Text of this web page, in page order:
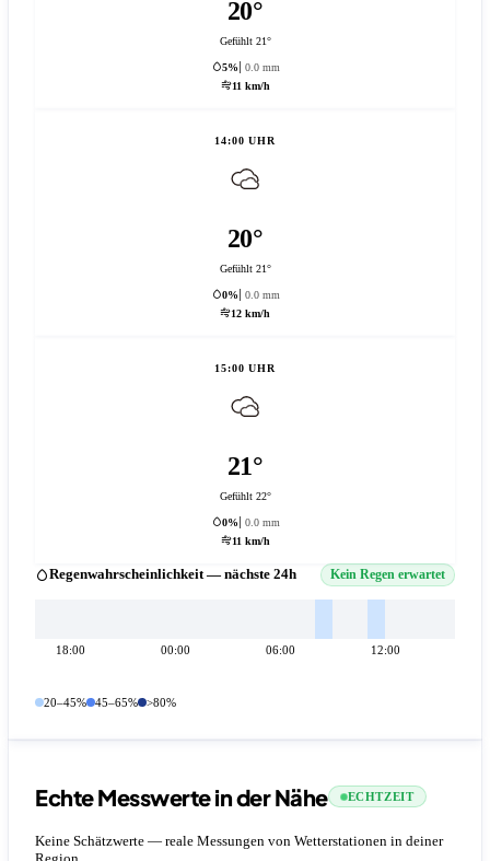
20°
Gefühlt 21°
5%
0.0 mm
11 km/h
14:00 UHR
20°
Gefühlt 21°
0%
0.0 mm
12 km/h
15:00 UHR
21°
Gefühlt 22°
0%
0.0 mm
11 km/h
Regenwahrscheinlichkeit — nächste 24h Kein Regen erwartet
18:00 00:00 06:00 12:00
20–45% 45–65% >80%
Echte Messwerte in der Nähe ECHTZEIT
Keine Schätzwerte — reale Messungen von Wetterstationen in deiner